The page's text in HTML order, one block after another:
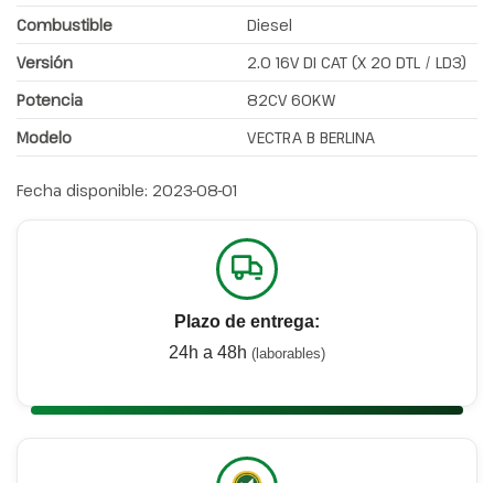
Combustible
Diesel
Versión
2.0 16V DI CAT (X 20 DTL / LD3)
Potencia
82CV 60KW
Modelo
VECTRA B BERLINA
Fecha disponible: 2023-08-01
Plazo de entrega:
24h a 48h (laborables)